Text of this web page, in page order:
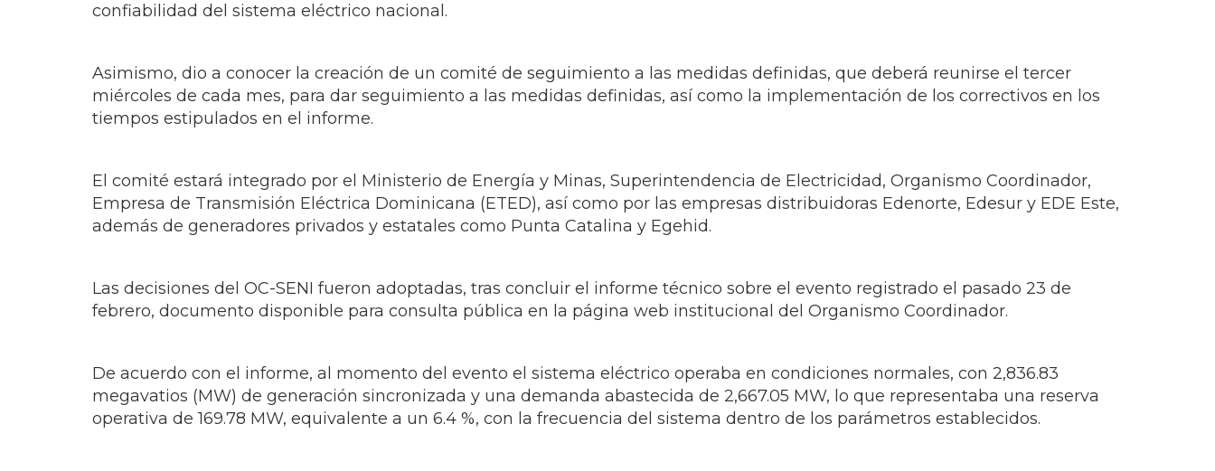
confiabilidad del sistema eléctrico nacional.
Asimismo, dio a conocer la creación de un comité de seguimiento a las medidas definidas, que deberá reunirse el tercer
miércoles de cada mes, para dar seguimiento a las medidas definidas, así como la implementación de los correctivos en los
tiempos estipulados en el informe.
El comité estará integrado por el Ministerio de Energía y Minas, Superintendencia de Electricidad, Organismo Coordinador,
Empresa de Transmisión Eléctrica Dominicana (ETED), así como por las empresas distribuidoras Edenorte, Edesur y EDE Este,
además de generadores privados y estatales como Punta Catalina y Egehid.
Las decisiones del OC-SENI fueron adoptadas, tras concluir el informe técnico sobre el evento registrado el pasado 23 de
febrero, documento disponible para consulta pública en la página web institucional del Organismo Coordinador.
De acuerdo con el informe, al momento del evento el sistema eléctrico operaba en condiciones normales, con 2,836.83
megavatios (MW) de generación sincronizada y una demanda abastecida de 2,667.05 MW, lo que representaba una reserva
operativa de 169.78 MW, equivalente a un 6.4 %, con la frecuencia del sistema dentro de los parámetros establecidos.